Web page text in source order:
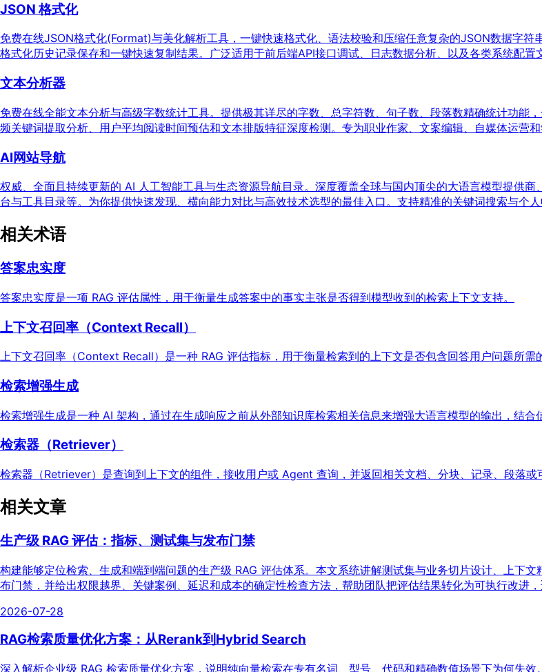
JSON 格式化
免费在线JSON格式化(Format)与美化解析工具，一键快速格式化、语法校验和压缩任意复杂的JSON数据字
格式化历史记录保存和一键快速复制结果。广泛适用于前后端API接口调试、日志数据分析、以及各类系统配
文本分析器
免费在线全能文本分析与高级字数统计工具。提供极其详尽的字数、总字符数、句子数、段落数精确统计功能
频关键词提取分析、用户平均阅读时间预估和文本排版特征深度检测。专为职业作家、文案编辑、自媒体运营
AI网站导航
权威、全面且持续更新的 AI 人工智能工具与生态资源导航目录。深度覆盖全球与国内顶尖的大语言模型提供
台与工具目录等。为你提供快速发现、横向能力对比与高效技术选型的最佳入口。支持精准的关键词搜索与个
相关术语
答案忠实度
答案忠实度是一项 RAG 评估属性，用于衡量生成答案中的事实主张是否得到模型收到的检索上下文支持。
上下文召回率（Context Recall）
上下文召回率（Context Recall）是一种 RAG 评估指标，用于衡量检索到的上下文是否包含回答用户问题所需
检索增强生成
检索增强生成是一种 AI 架构，通过在生成响应之前从外部知识库检索相关信息来增强大语言模型的输出，结
检索器（Retriever）
检索器（Retriever）是查询到上下文的组件，接收用户或 Agent 查询，并返回相关文档、分块、记录、段落或
相关文章
生产级 RAG 评估：指标、测试集与发布门禁
构建能够定位检索、生成和端到端问题的生产级 RAG 评估体系。本文系统讲解测试集与业务切片设计、上下
布门禁，并给出权限越界、关键案例、延迟和成本的确定性检查方法，帮助团队把评估结果转化为可执行改进
2026-07-28
RAG检索质量优化方案：从Rerank到Hybrid Search
深入解析企业级 RAG 检索质量优化方案，说明纯向量检索在专有名词、型号、代码和精确数值场景下为何